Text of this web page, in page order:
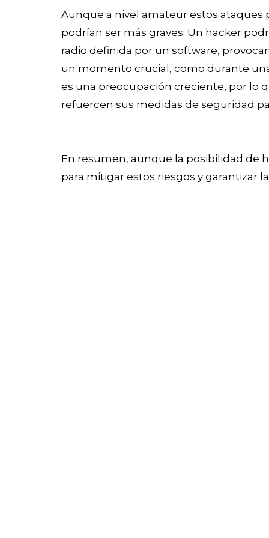
Aunque a nivel amateur estos
podrían ser más graves. Un hacker
radio definida por un software,
un momento crucial, como durante
es una preocupación creciente, por lo
refuercen sus medidas de seguridad
En resumen, aunque la posibilidad de
para mitigar estos riesgos y garantizar